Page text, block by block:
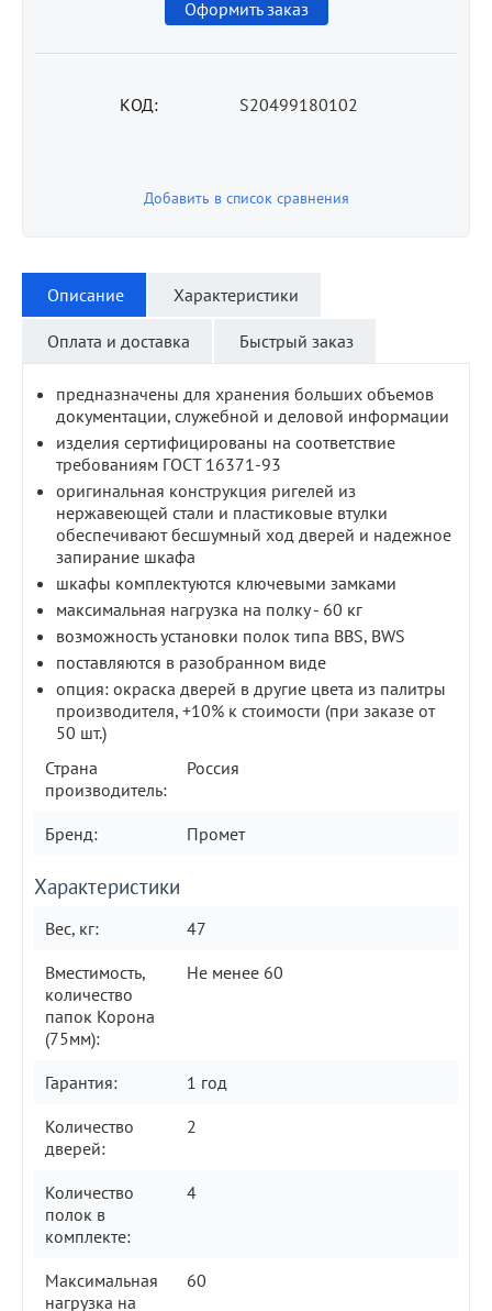
Оформить заказ
КОД: S20499180102
Добавить в список сравнения
Описание Характеристики
Оплата и доставка Быстрый заказ
предназначены для хранения больших объемов
документации, служебной и деловой информации
изделия сертифицированы на соответствие
требованиям ГОСТ 16371-93
оригинальная конструкция ригелей из
нержавеющей стали и пластиковые втулки
обеспечивают бесшумный ход дверей и надежное
запирание шкафа
шкафы комплектуются ключевыми замками
максимальная нагрузка на полку - 60 кг
возможность установки полок типа BBS, BWS
поставляются в разобранном виде
опция: окраска дверей в другие цвета из палитры
производителя, +10% к стоимости (при заказе от
50 шт.)
Страна
производитель:
Россия
Бренд: Промет
Характеристики
Вес, кг:
47
Вместимость,
количество
папок Корона
(75мм):
Не менее 60
Гарантия:
1 год
Количество
дверей:
2
Количество
полок в
комплекте:
4
Максимальная
нагрузка на
60